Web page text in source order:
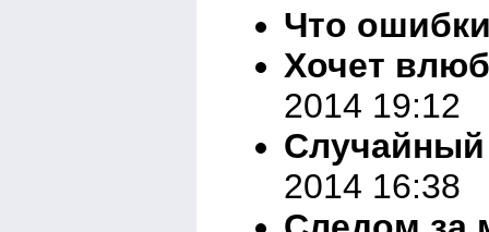
Что
Хочет
2014 19:12
Случайный
2014 16:38